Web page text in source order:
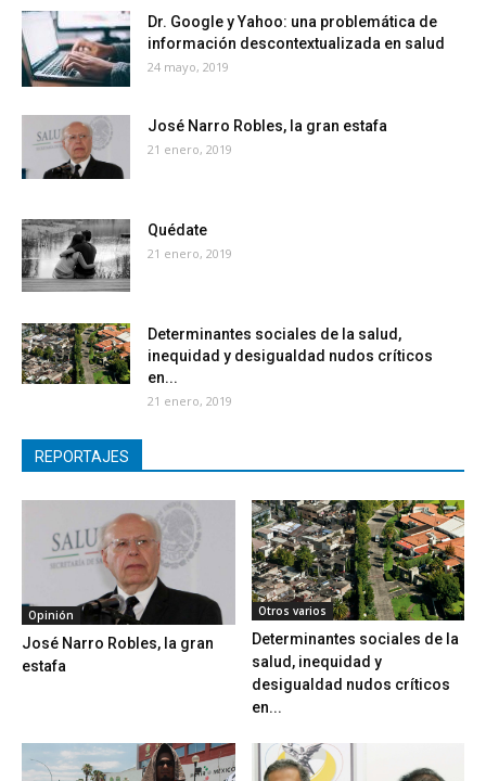
Dr. Google y Yahoo: una problemática de
información descontextualizada en salud
24 mayo, 2019
José Narro Robles, la gran estafa
21 enero, 2019
Quédate
21 enero, 2019
Determinantes sociales de la salud,
inequidad y desigualdad nudos críticos
en...
21 enero, 2019
REPORTAJES
Opinión
José Narro Robles, la gran
estafa
Otros varios
Determinantes sociales de la
salud, inequidad y
desigualdad nudos críticos
en...